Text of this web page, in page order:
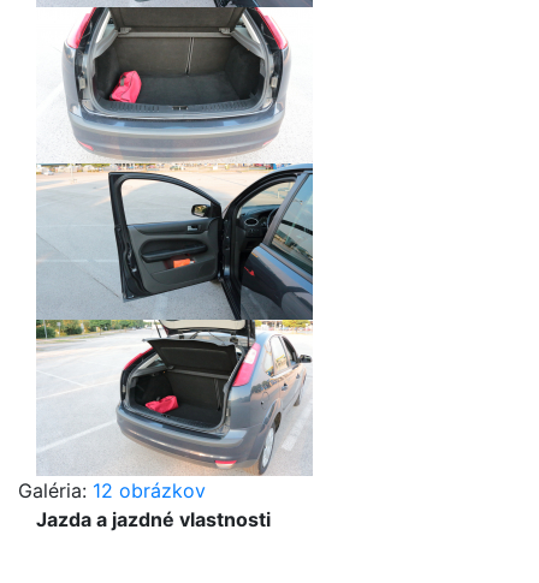
Galéria: 12 obrázkov
Jazda a jazdné vlastnosti